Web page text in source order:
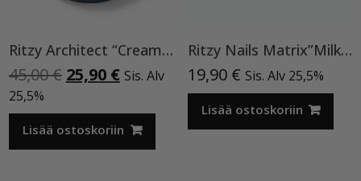
Ritzy Architect “Cream” rakennegeeli,50ml
45,00€ Alkuperäinen
oli:
45,00 €.
25,90 €Nykyinen
on:
25,90 €.
Sis. Alv
25,5%
Lisää ostoskoriin
Ritzy Nails Matrix”Milky Rose” rakennegeeli, 04 9ml, Bottle builder gel
19,90 € Sis. Alv 25,5%
Lisää ostoskoriin